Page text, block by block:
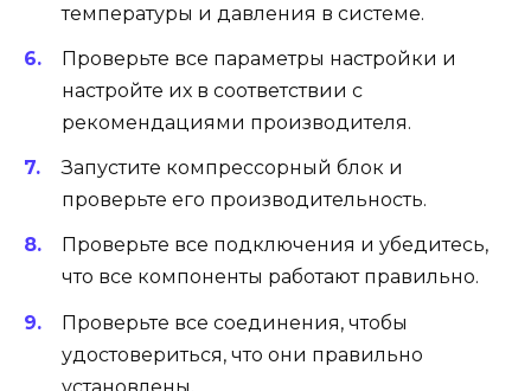
температуры и давления в системе.
Проверьте все параметры настройки и
настройте их в соответствии с
рекомендациями производителя.
Запустите компрессорный блок и
проверьте его производительность.
Проверьте все подключения и убедитесь,
что все компоненты работают правильно.
Проверьте все соединения, чтобы
удостовериться, что они правильно
установлены.